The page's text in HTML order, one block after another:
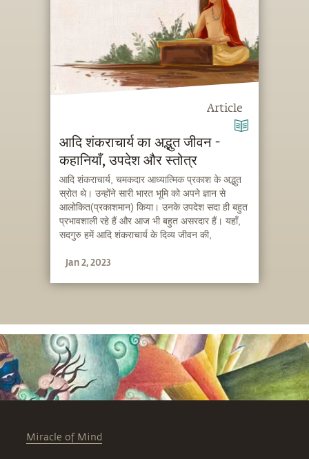
Article
आदि शंकराचार्य का अद्भुत जीवन -
कहानियाँ, उपदेश और स्तोत्र
आदि शंकराचार्य, चमकदार आध्यात्मिक प्रकाश के अद्भुत
स्रोत थे। उन्होंने सारी भारत भूमि को अपने ज्ञान से
आलोकित(प्रकाशमान) किया। उनके उपदेश सदा ही बहुत
प्रभावशाली रहे हैं और आज भी बहुत असरदार हैं। यहाँ,
सदगुरु हमें आदि शंकराचार्य के दिव्य जीवन की,
Jan 2, 2023
Miracle of Mind